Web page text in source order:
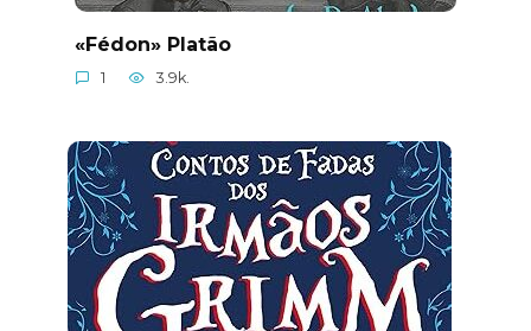
«Fédon» Platão
1 3.9k.